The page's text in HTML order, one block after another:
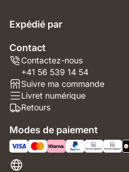
Expédié par
Contact
Contactez-nous
+41 56 539 14 54
Suivre ma commande
Livret numérique
Retours
Modes de paiement